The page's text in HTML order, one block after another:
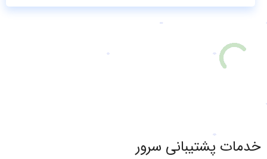
خدمات پشتیبانی سرور